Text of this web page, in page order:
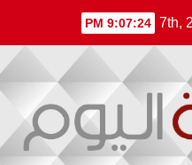
9:07:24 PM